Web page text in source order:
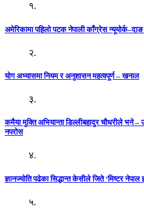
१.
अमेरिकामा पहिलो पटक नेपाली काँग्रेस
२.
योग अभ्यासमा नियम र अनुशासन महत्वपूर्ण – खनाल
३.
कमैया मुक्ति अभियान्ता डिल्लीबहादुर चौधरीले भने
नपरोस
४.
ज्ञानज्योति पढेका सिद्धान्त केसीले जिते ‘मिष्टर
५.